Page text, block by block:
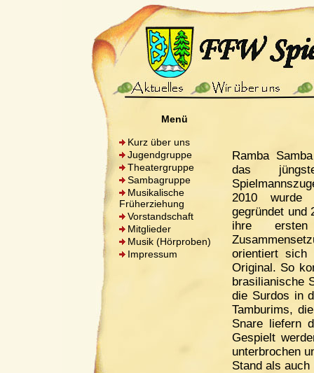
Menü
Kurz über uns
Jugendgruppe
Theatergruppe
Sambagruppe
Musikalische
Früherziehung
Vorstandschaft
Mitglieder
Musik (Hörproben)
Impressum
Ramba
das
2010 wurde
gegründet und
ihre
orientiert sich
Original. So
brasilianische
die Surdos in
Tamburims,
Snare liefern
Gespielt
unterbrochen
Stand als